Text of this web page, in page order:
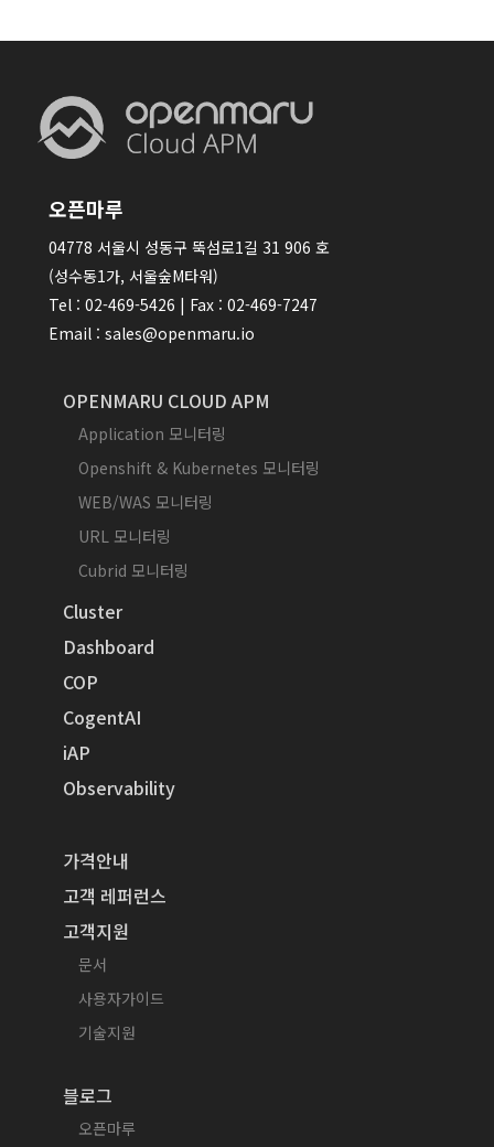
오픈마루
04778 서울시 성동구 뚝섬로1길 31 906 호
(성수동1가, 서울숲M타워)
Tel : 02-469-5426 | Fax : 02-469-7247
Email : sales@openmaru.io
OPENMARU CLOUD APM
Application 모니터링
Openshift & Kubernetes 모니터링
WEB/WAS 모니터링
URL 모니터링
Cubrid 모니터링
Cluster
Dashboard
COP
CogentAI
iAP
Observability
가격안내
고객 레퍼런스
고객지원
문서
사용자가이드
기술지원
블로그
오픈마루